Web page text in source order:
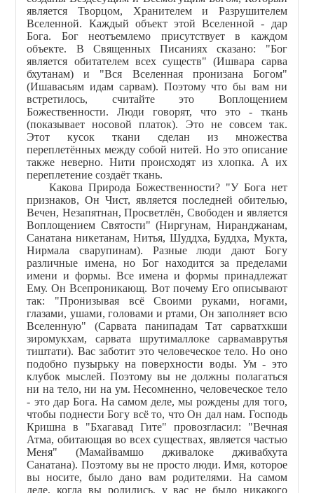
является Творцом, Хранителем и Разрушителем
Вселенной. Каждый объект этой Вселенной - дар
Бога. Бог неотъемлемо присутствует в каждом
объекте. В Священных Писаниях сказано: "Бог
является обитателем всех существ" (Ишвара сарва
бхутанам) и "Вся Вселенная пронизана Богом"
(Ишавасьям идам сарвам). Поэтому что бы вам ни
встретилось, считайте это Воплощением
Божественности. Люди говорят, что это - ткань
(показывает носовой платок). Это не совсем так.
Этот кусок ткани сделан из множества
переплетённых между собой нитей. Но это описание
также неверно. Нити происходят из хлопка. А их
переплетение создаёт ткань.
Какова Природа Божественности? "У Бога нет
признаков, Он Чист, является последней обителью,
Вечен, Незапятнан, Просветлён, Свободен и является
Воплощением Святости" (Ниргунам, Ниранджанам,
Санатана никетанам, Нитья, Шуддха, Буддха, Мукта,
Нирмала сварупинам). Разные люди дают Богу
различные имена, но Бог находится за пределами
имени и формы. Все имена и формы принадлежат
Ему. Он Всепроникающ. Вот почему Его описывают
так: "Пронизывая всё Своими руками, ногами,
глазами, ушами, головами и ртами, Он заполняет всю
Вселенную" (Сарвата панипадам Тат сарватхкши
зиромукхам, сарвата шрутималлоке сарвамаврутья
тиштати). Вас заботит это человеческое тело. Но оно
подобно пузырьку на поверхности воды. Ум - это
клубок мыслей. Поэтому вы не должны полагаться
ни на тело, ни на ум. Несомненно, человеческое тело
- это дар Бога. На самом деле, мы рождены для того,
чтобы поднести Богу всё то, что Он дал нам. Господь
Кришна в "Бхагавад Гите" провозгласил: "Вечная
Атма, обитающая во всех существах, является частью
Меня" (Мамайвамшо дживалоке дживабхута
Санатана). Поэтому вы не просто люди. Имя, которое
вы носите, было дано вам родителями. На самом
деле, когда вы родились, у вас не было никакого